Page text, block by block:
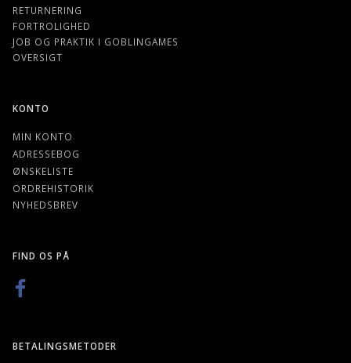
RETURNERING
FORTROLIGHED
JOB OG PRAKTIK I GOBLINGAMES
OVERSIGT
KONTO
MIN KONTO
ADRESSEBOG
ØNSKELISTE
ORDREHISTORIK
NYHEDSBREV
FIND OS PÅ
BETALINGSMETODER